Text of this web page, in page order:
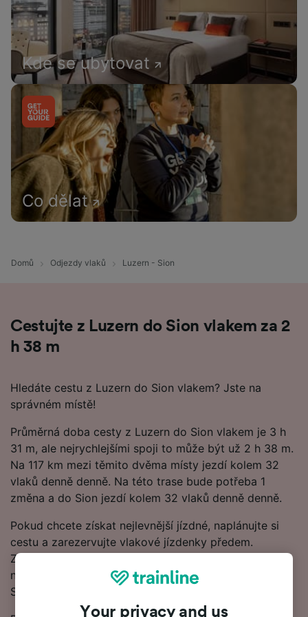
Kde se ubytovat
Co dělat
Domů Odjezdy vlaků Luzern - Sion
Cestujte z Luzern do Sion vlakem za 2
h 38 m
Hledáte cestu z Luzern do Sion vlakem? Jste na
správném místě!
Průměrná doba cesty z Luzern do Sion vlakem je 3 h
31 m, ale nejrychlejšími spoji to může být už 2 h 38 m.
Na 117 km mezi těmito dvěma místy jezdí kolem 32
vlaků denně denně. Na této trase bude potřeba 1
změna a do Sion jezdí kolem 32 vlaků denně denně.
Pokud chcete získat nejlevnější jízdné, naplánujte si
cestu a zarezervujte vlakové jízdenky předem.
Začněte hledat v našem Plánovači cest a podívejte se
na nejnovější ceny vlakových jízdenek z Luzern do
Sion.
Your privacy and us